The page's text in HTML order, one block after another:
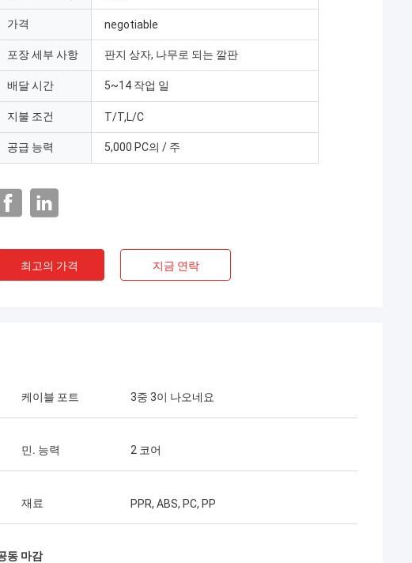
Mr 헨리 타이 어
Kocent Optec Limited는 우리의 장기적인
우리는 함께 많은 프로젝트를 성공적으로 수
행했습니다. 그들의 퀵 커넥터와 FTTH 드롭
가격 negotiable
포장 세부 사항 판지 상자, 나무로 되는 깔판
배달 시간 5~14 작업 일
지불 조건 T/T,L/C
공급 능력 5,000 PC의 / 주
최고의 가격 지금 연락
케이블 포트 3중 3이 나오네요
민. 능력 2 코어
재료 PPR, ABS, PC, PP
동 마감